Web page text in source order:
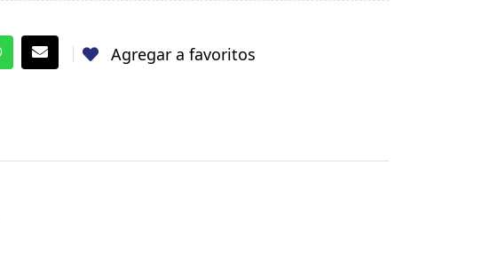
Agregar a favoritos